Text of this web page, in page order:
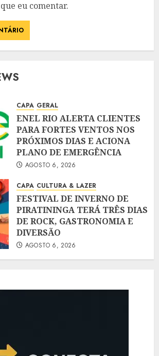
eu comentar.
CAPA GERAL
ENEL RIO ALERTA CLIENTES
PARA FORTES VENTOS NOS
PRÓXIMOS DIAS E ACIONA
PLANO DE EMERGÊNCIA
AGOSTO 6, 2026
CAPA CULTURA & LAZER
FESTIVAL DE INVERNO DE
PIRATININGA TERÁ TRÊS DIAS
DE ROCK, GASTRONOMIA E
DIVERSÃO
AGOSTO 6, 2026